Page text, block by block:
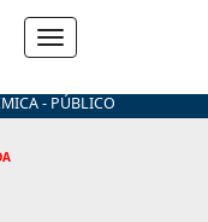
- PÚBLICO